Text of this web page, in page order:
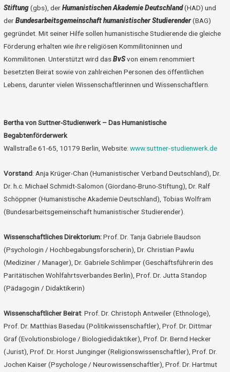
Stiftung(gbs), derHumanistischen Akademie Deutschland(HAD) und
derBundesarbeitsgemeinschaft humanistischer Studierender(BAG)
gegründet. Mit seiner Hilfe sollen humanistische Studierende die gleiche
Förderung erhalten wie ihre religiösen Kommilitoninnen und
Kommilitonen. Unterstützt wird dasBvSvon einem renommiert
besetzten Beirat sowie von zahlreichen Personen des öffentlichen
Lebens, darunter vielen Wissenschaftlerinnen und Wissenschaftlern.
Bertha von Suttner-Studienwerk – Das Humanistische
Begabtenförderwerk
Wallstraße 61-65, 10179 Berlin, Website:www.suttner-studienwerk.de
Vorstand: Anja Krüger-Chan (Humanistischer Verband Deutschland), Dr.
Dr. h.c. Michael Schmidt-Salomon (Giordano-Bruno-Stiftung), Dr. Ralf
Schöppner (Humanistische Akademie Deutschland), Tobias Wolfram
(Bundesarbeitsgemeinschaft humanistischer Studierender).
Wissenschaftliches Direktorium:Prof. Dr. Tanja Gabriele Baudson
(Psychologin / Hochbegabungsforscherin), Dr. Christian Pawlu
(Mediziner / Manager), Dr. Gabriele Schlimper (Geschäftsführerin des
Paritätischen Wohlfahrtsverbandes Berlin), Prof. Dr. Jutta Standop
(Pädagogin / Didaktikerin)
Wissenschaftlicher Beirat: Prof. Dr. Christoph Antweiler (Ethnologe),
Prof. Dr. Matthias Basedau (Politikwissenschaftler), Prof. Dr. Dittmar
Graf (Evolutionsbiologe / Biologiedidaktiker), Prof. Dr. Bernd Hecker
(Jurist), Prof. Dr. Horst Junginger (Religionswissenschaftler), Prof. Dr.
Jochen Kaiser (Psychologe / Neurowissenschaftler), Prof. Dr. Hartmut